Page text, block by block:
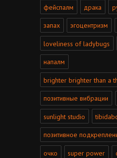
фейспалм драка
запах эгоцентризм
loveliness of ladybugs
напалм
brighter brighter than a
позитивные вибрации
sunlight studio
позитивное
очко super power